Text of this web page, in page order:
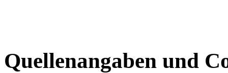
Quellenangaben und